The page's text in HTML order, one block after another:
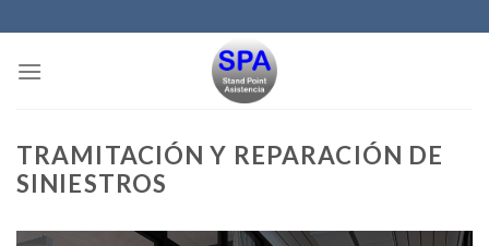
to
content
TRAMITACIÓN Y REPARACIÓN DE
SINIESTROS